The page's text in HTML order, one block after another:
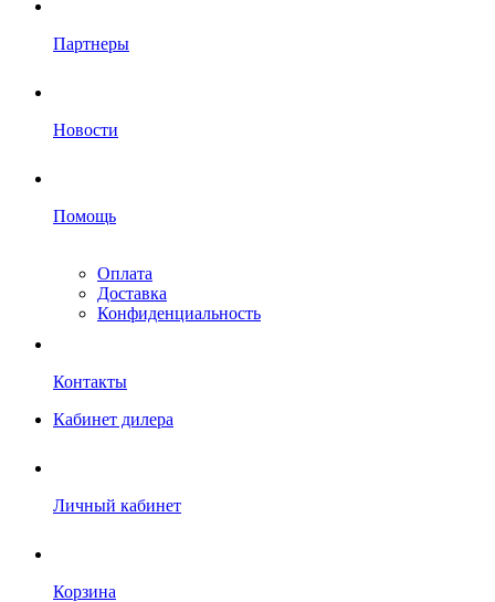
Партнеры
Новости
Помощь
Оплата
Доставка
Конфиденциальность
Контакты
Кабинет дилера
Личный кабинет
Корзина